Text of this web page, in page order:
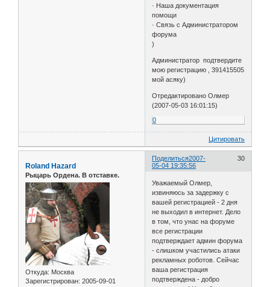
· Наша документация
помощи
· Связь с Администратором
форума
)
Администратор подтвердите
мою регистрацию , 391415505
мой асяку)
Отредактировано Олмер
(2007-05-03 16:01:15)
0
Цитировать
Поделиться 30
2007-
05-04 19:35:56
Roland Hazard
Рыцарь Ордена. В отставке.
Откуда: Москва
Зарегистрирован: 2005-09-01
Уважаемый Олмер,
извиняюсь за задержку с
вашей регистрацией - 2 дня
не выходил в интернет. Дело
в том, что унас на форуме
все регистрации
подтверждает админ форума
- слишком участились атаки
рекламных роботов. Сейчас
ваша регистрация
подтверждена - добро